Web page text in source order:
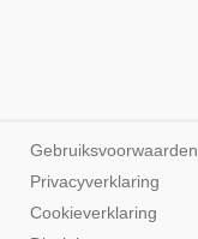
Gebruiksvoorwaarden
Privacyverklaring
Cookieverklaring